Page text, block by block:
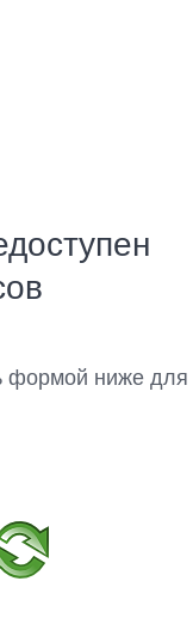
формой ниже для